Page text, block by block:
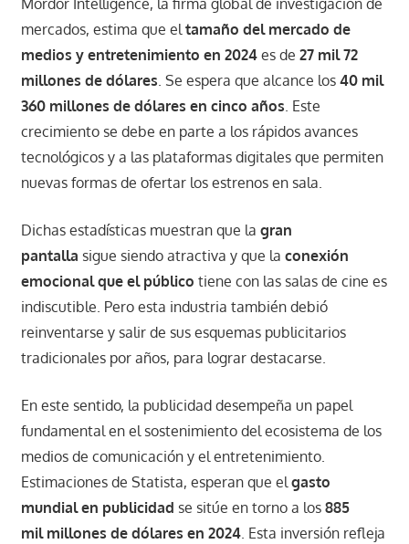
Mordor Intelligence, la firma global de investigación de
mercados, estima que eltamaño del mercado de
medios y entretenimiento en 2024es de 27 mil 72
millones de dólares. Se espera que alcance los 40 mil
360 millones de dólares en cinco años. Este
crecimiento se debe en parte a los rápidos avances
tecnológicos y a las plataformas digitales que permiten
nuevas formas de ofertar los estrenos en sala.
Dichas estadísticas muestran que la gran
pantalla sigue siendo atractiva y que la conexión
emocional que el público tiene con las salas de cine es
indiscutible. Pero esta industria también debió
reinventarse y salir de sus esquemas publicitarios
tradicionales por años, para lograr destacarse.
En este sentido, la publicidad desempeña un papel
fundamental en el sostenimiento del ecosistema de los
medios de comunicación y el entretenimiento.
Estimaciones de Statista, esperan que elgasto
mundial en publicidad se sitúe en torno a los 885
mil millones de dólares en 2024. Esta inversión refleja